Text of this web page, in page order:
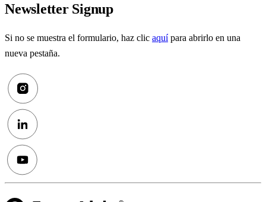
Newsletter Signup
Si no se muestra el formulario, haz clic aquípara abrirlo en una
nueva pestaña.